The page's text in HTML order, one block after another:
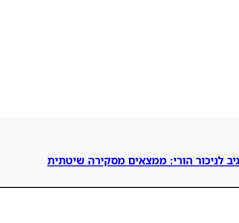
לניכור הורי: ממצאים מסקירה שיטתית